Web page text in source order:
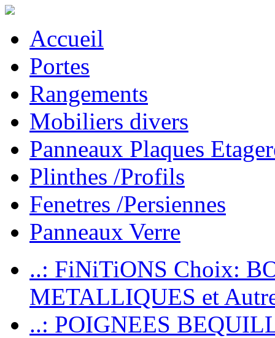
Accueil
Portes
Rangements
Mobiliers divers
Panneaux Plaques
Plinthes /Profils
Fenetres /Persiennes
Panneaux Verre
..: FiNiTiONS Choix:
METALLIQUES et
..: POIGNEES